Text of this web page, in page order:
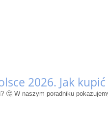
2026. Jak
🤔 W naszym poradniku